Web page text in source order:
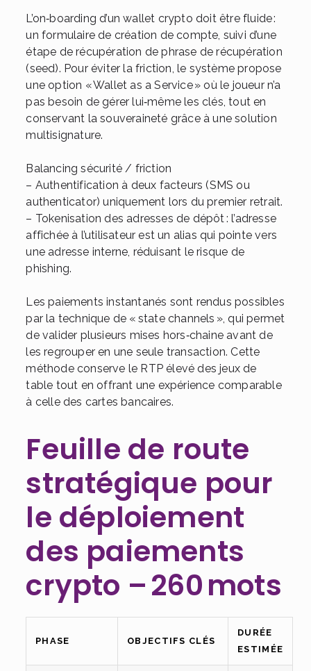
L’on‑boarding d’un wallet crypto doit être fluide :
un formulaire de création de compte, suivi d’une
étape de récupération de phrase de récupération
(seed). Pour éviter la friction, le système propose
une option « Wallet as a Service » où le joueur n’a
pas besoin de gérer lui‑même les clés, tout en
conservant la souveraineté grâce à une solution
multisignature.
Balancing sécurité / friction
– Authentification à deux facteurs (SMS ou
authenticator) uniquement lors du premier retrait.
– Tokenisation des adresses de dépôt : l’adresse
affichée à l’utilisateur est un alias qui pointe vers
une adresse interne, réduisant le risque de
phishing.
Les paiements instantanés sont rendus possibles
par la technique de « state channels », qui permet
de valider plusieurs mises hors‑chaine avant de
les regrouper en une seule transaction. Cette
méthode conserve le RTP élevé des jeux de
table tout en offrant une expérience comparable
à celle des cartes bancaires.
Feuille de route
stratégique pour
le déploiement
des paiements
crypto – 260 mots
PHASE OBJECTIFS CLÉS
DURÉE
ESTIMÉE